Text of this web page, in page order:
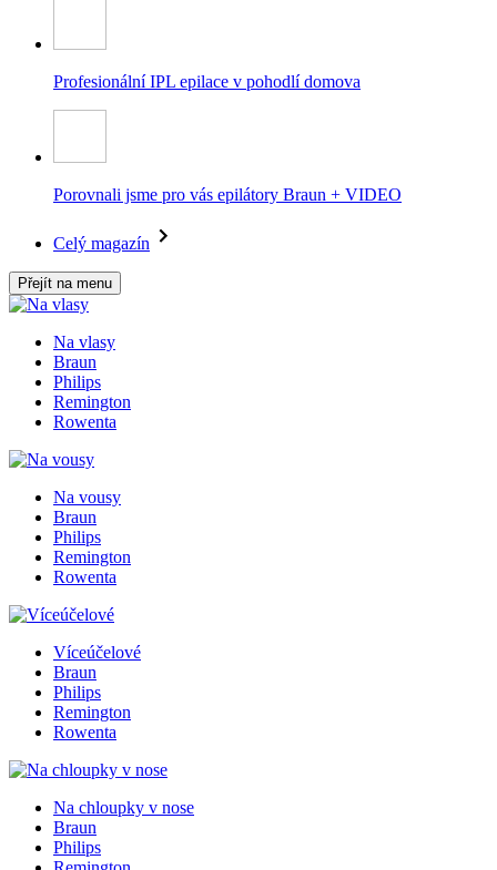
Profesionální IPL epilace v pohodlí domova
Porovnali jsme pro vás epilátory Braun + VIDEO
Celý magazín
Přejít na menu
Na vlasy
Braun
Philips
Remington
Rowenta
Na vousy
Braun
Philips
Remington
Rowenta
Víceúčelové
Braun
Philips
Remington
Rowenta
Na chloupky v nose
Braun
Philips